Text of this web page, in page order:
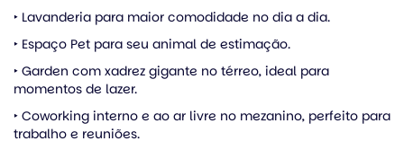
‣ Lavanderia para maior comodidade no dia a dia.
‣ Espaço Pet para seu animal de estimação.
‣ Garden com xadrez gigante no térreo, ideal para
momentos de lazer.
‣ Coworking interno e ao ar livre no mezanino, perfeito para
trabalho e reuniões.